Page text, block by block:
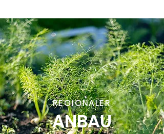
REGIONALER
ANBAU